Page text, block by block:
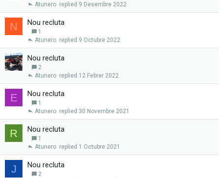
9 Desembre 2022
Atunero
N Nou recluta
1
9 Octubre 2022
Atunero
Nou recluta
2
12 Febrer 2022
Atunero
E Nou recluta
1
30 Novembre 2021
Atunero
R Nou recluta
1
1 Octubre 2021
Atunero
J Nou recluta
2